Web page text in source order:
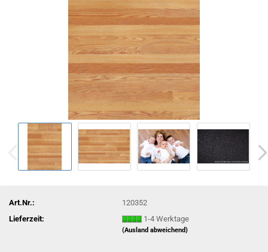
Art.Nr.:
120352
Lieferzeit:
1-4 Werktage
(Ausland abweichend)